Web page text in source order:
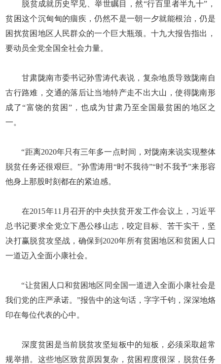
脱贫成就历史罕见、举世瞩目，然“行百里者半九十”，
贫困这个沉甸甸的痼疾，仍然不是一朝一夕就能根治，仍是
困扰贫困地区人民群众的一个巨大瓶颈。十九大报告指出，
要动员全党全国全社会力量。
甘肃陇南市委书记孙雪涛代表说，复杂地质导致陇南自
古行路难，交通的落后让当地特产走不出大山，使得陇南形
成了“富饶的贫困”，也成为甘肃乃至全国最贫困的地区之
一。
“距离2020年只有三年多一点时间，对陇南来说实现整体
脱贫任务还很艰巨。”孙雪涛用“时不我待”“时不我予”来形容
他身上那股时刻都在的紧迫感。
在2015年11月召开的中央扶贫开发工作会议上，习近平
总书记要求全党立下愚公移山志，咬定目标、苦干实干，坚
决打赢脱贫攻坚战，确保到2020年所有贫困地区和贫困人口
一道迈入全面小康社会。
“让贫困人口和贫困地区同全国一道进入全面小康社会是
我们党的庄严承诺。”报告中的这句话，字字千钧，深深地烙
印在每位代表的心中。
深度贫困是当前脱贫攻坚短板中的短板，必须采取超常
规举措。这些地区致贫原因复杂，贫困程度很深，脱贫任务